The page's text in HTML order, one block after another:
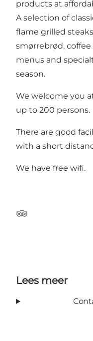
products at
A selection of
flame grilled
smørrebrød,
menus and
season.
We welcome you
up to 200 persons.
There are good
with a short
We have free wifi.
TripAdvisor
Lees meer